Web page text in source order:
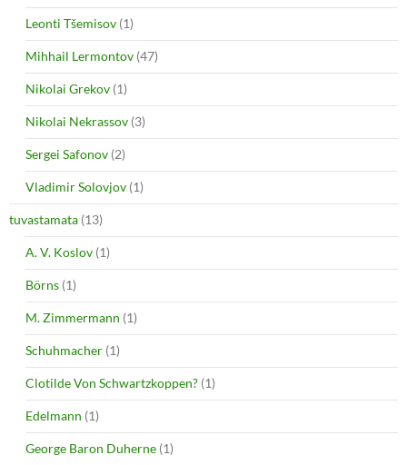
Leonti Tšemisov (1)
Mihhail Lermontov (47)
Nikolai Grekov (1)
Nikolai Nekrassov (3)
Sergei Safonov (2)
Vladimir Solovjov (1)
tuvastamata (13)
A. V. Koslov (1)
Börns (1)
M. Zimmermann (1)
Schuhmacher (1)
Clotilde Von Schwartzkoppen? (1)
Edelmann (1)
George Baron Duherne (1)